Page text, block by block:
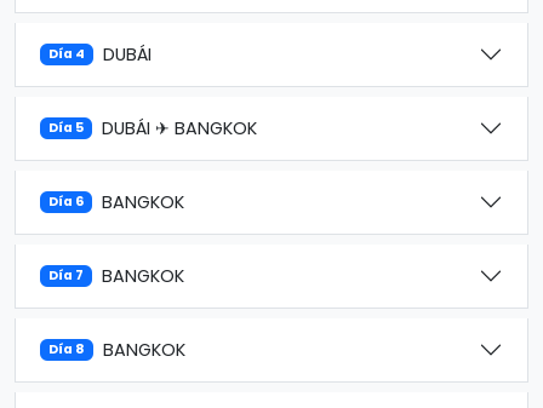
Día 4 DUBÁI
Día 5 DUBÁI ✈ BANGKOK
Día 6 BANGKOK
Día 7 BANGKOK
Día 8 BANGKOK